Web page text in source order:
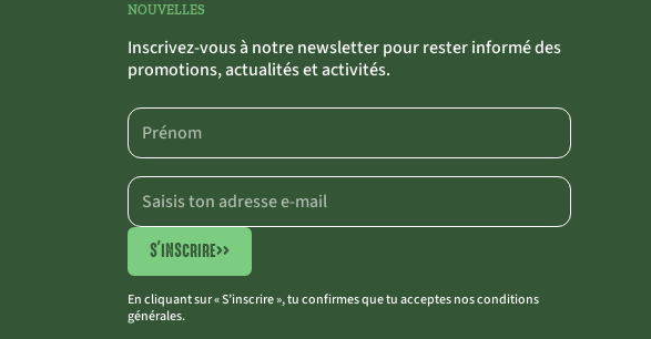
NOUVELLES
Inscrivez-vous à notre newsletter pour rester informé des
promotions, actualités et activités.
En cliquant sur « S’inscrire », tu confirmes que tu acceptes nos conditions
générales.
S'INSCRIRE>>